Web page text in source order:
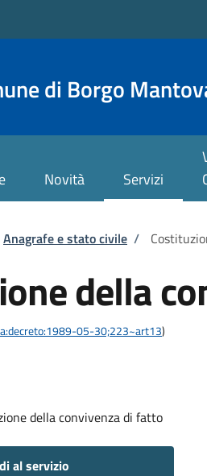
di Borgo
Novità Servizi
pane
Anagrafe e stato civile /
della
05-30;223~art13)
della convivenza di fatto
al servizio